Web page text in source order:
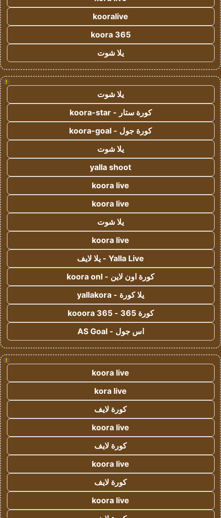
kooralive
koora 365
يلا شوت
!
يلا شوت
كورة ستار - koora-star
كورة جول - koora-goal
يلا شوت
yalla shoot
koora live
koora live
يلا شوت
koora live
Yalla Live - يلا لايف
كورة اون لاين - koora onl
يلا كورة - yallakora
كورة 365 - kooora 365
اس جول - AS Goal
!
koora live
kora live
كورة لايف
koora live
كورة لايف
koora live
كورة لايف
koora live